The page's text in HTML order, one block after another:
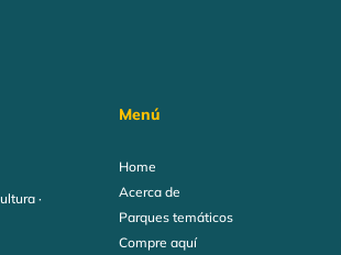
·
Menú
Home
Acerca de
Parques temáticos
Compre aquí